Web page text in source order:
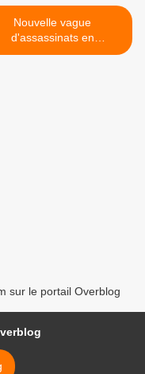
Nouvelle vague
d'assassinats en
centrafricaine
sur le portail Overblog